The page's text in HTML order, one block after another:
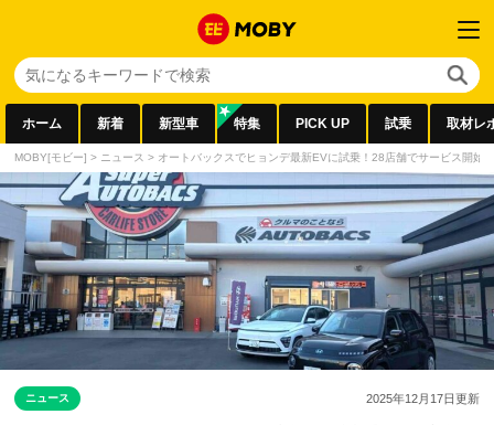
ホーム 新着 新型車 特集 PICK UP 試乗 取材レ
MOBY[モビー] > ニュース > オートバックスでヒョンデ最新EVに試乗！28店舗でサービス開始
ニュース 2025年12月17日更新